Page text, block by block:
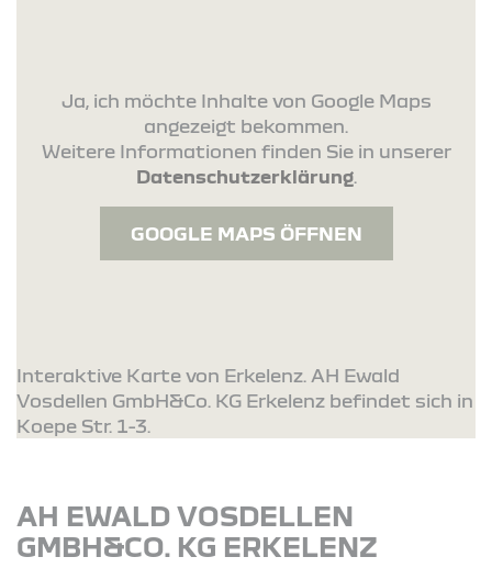
Ja, ich möchte Inhalte von Google Maps
angezeigt bekommen.
Weitere Informationen finden Sie in unserer
Datenschutzerklärung.
GOOGLE MAPS ÖFFNEN
Interaktive Karte von Erkelenz. AH Ewald
Vosdellen GmbH&Co. KG Erkelenz befindet sich in
Koepe Str. 1-3.
AH EWALD VOSDELLEN
GMBH&CO. KG ERKELENZ